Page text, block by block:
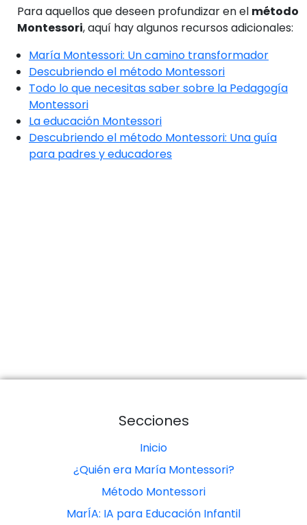
Para aquellos que deseen profundizar en el método
Montessori, aquí hay algunos recursos adicionales:
María Montessori: Un camino transformador
Descubriendo el método Montessori
Todo lo que necesitas saber sobre la Pedagogía
Montessori
La educación Montessori
Descubriendo el método Montessori: Una guía
para padres y educadores
Secciones
Inicio
¿Quién era María Montessori?
Método Montessori
MarÍA: IA para Educación Infantil